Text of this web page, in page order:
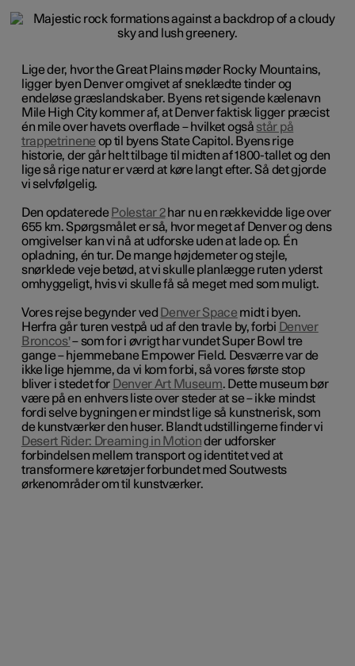
Lige der, hvor the Great Plains møder Rocky Mountains,
ligger byen Denver omgivet af sneklædte tinder og
endeløse græslandskaber. Byens ret sigende kælenavn
Mile High Citykommer af, at Denver faktisk ligger præcist
én mile over havets overflade – hvilket også står på
trappetrinene op til byens State Capitol. Byens rige
historie, der går helt tilbage til midten af 1800-tallet og den
lige så rige natur er værd at køre langt efter. Så det gjorde
vi selvfølgelig.
Den opdaterede Polestar 2har nu en rækkevidde lige over
655 km. Spørgsmålet er så, hvor meget af Denver og dens
omgivelser kan vi nå at udforske uden at lade op. Én
opladning, én tur. De mange højdemeter og stejle,
snørklede veje betød, at vi skulle planlægge ruten yderst
omhyggeligt, hvis vi skulle få så meget med som muligt.
Vores rejse begynder ved Denver Space midt i byen.
Herfra går turen vestpå ud af den travle by, forbi Denver
Broncos'– som for i øvrigt har vundet Super Bowl tre
gange – hjemmebane Empower Field. Desværre var de
ikke lige hjemme, da vi kom forbi, så vores første stop
bliver i stedet for Denver Art Museum. Dette museum bør
være på en enhvers liste over steder at se – ikke mindst
fordi selve bygningen er mindst lige så kunstnerisk, som
de kunstværker den huser. Blandt udstillingerne finder vi
Desert Rider: Dreaming in Motionder udforsker
forbindelsen mellem transport og identitet ved at
transformere køretøjer forbundet med Soutwests
ørkenområder om til kunstværker.